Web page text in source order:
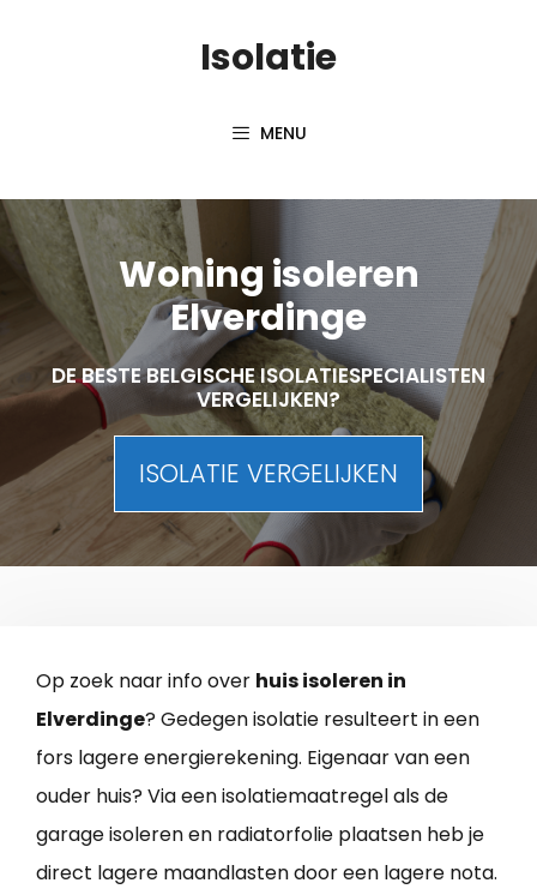
Isolatie
MENU
Woning isoleren
Elverdinge
DE BESTE BELGISCHE ISOLATIESPECIALISTEN
VERGELIJKEN?
ISOLATIE VERGELIJKEN
Op zoek naar info over huis isoleren in
Elverdinge? Gedegen isolatie resulteert in een
fors lagere energierekening. Eigenaar van een
ouder huis? Via een isolatiemaatregel als de
garage isoleren en radiatorfolie plaatsen heb je
direct lagere maandlasten door een lagere nota.